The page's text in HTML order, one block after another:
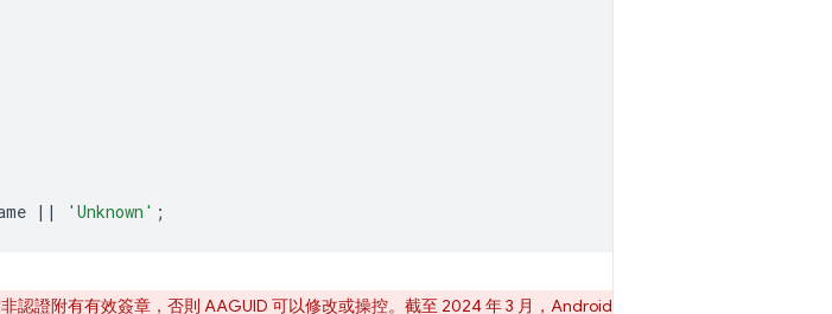
|| 'Unknown' ;
認證附有有效簽章，否則 AAGUID 可以修改或操控。截至 2024 年 3 月，Android